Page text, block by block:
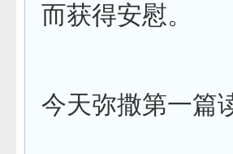
而获得安慰。
今天弥撒第一篇